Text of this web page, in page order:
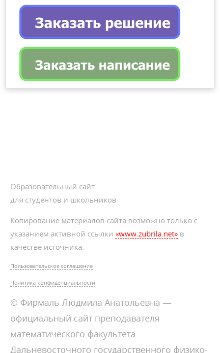
Образовательный сайт
для студентов и школьников
Копирование материалов сайта возможно только с
указанием активной ссылки«www.zubrila.net» в
качестве источника.
Пользовательское соглашение
Политика конфиденциальности
© Фирмаль Людмила Анатольевна —
официальный сайт преподавателя
математического факультета
Дальневосточного государственного физико-